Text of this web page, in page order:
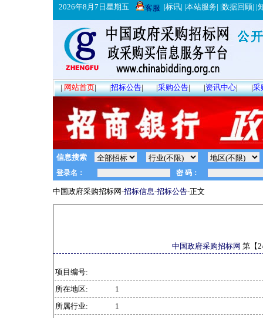
2026年8月7日星期五 客服 |标讯| |本站服务| |数据回顾| |
|网站首页| |招标公告| |采购公告| |资讯中心| |采
信息搜索
中国政府采购招标网-招标信息-招标公告-正文
中国政府采购招标网 第【
项目编号:
所在地区:
1
所属行业:
1